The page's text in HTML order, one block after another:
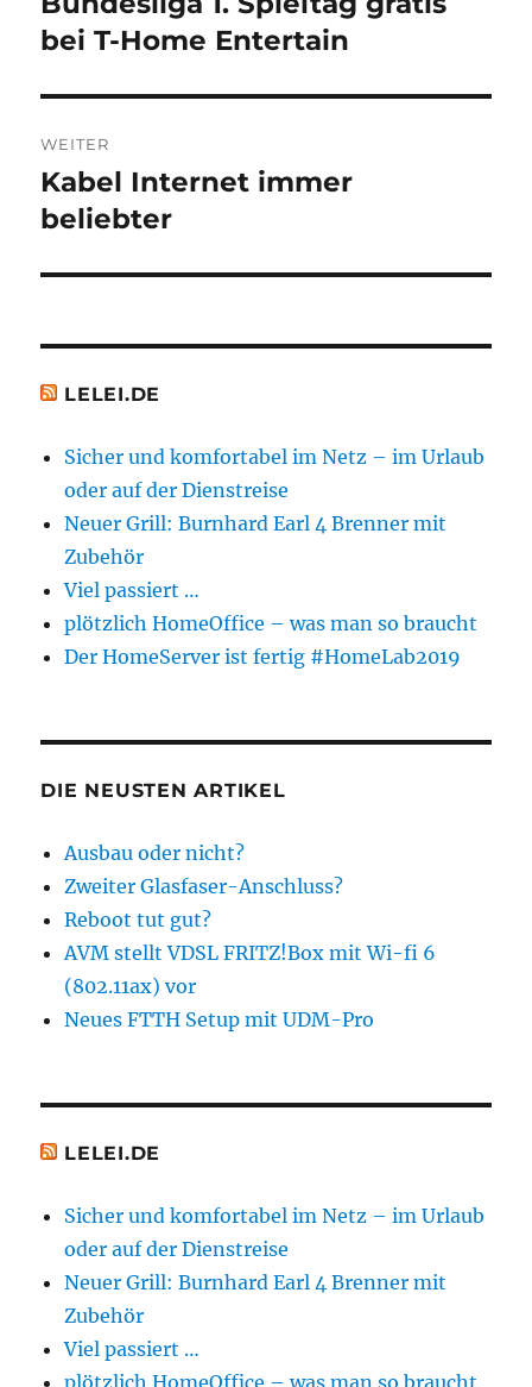
Beitrag:
bei T-Home Entertain
WEITER
Nächster
Beitrag:
Kabel Internet immer
beliebter
LELEI.DE
Sicher und komfortabel im Netz – im Urlaub
oder auf der Dienstreise
Neuer Grill: Burnhard Earl 4 Brenner mit
Zubehör
Viel passiert …
plötzlich HomeOffice – was man so braucht
Der HomeServer ist fertig #HomeLab2019
DIE NEUSTEN ARTIKEL
Ausbau oder nicht?
Zweiter Glasfaser-Anschluss?
Reboot tut gut?
AVM stellt VDSL FRITZ!Box mit Wi-fi 6
(802.11ax) vor
Neues FTTH Setup mit UDM-Pro
LELEI.DE
Sicher und komfortabel im Netz – im Urlaub
oder auf der Dienstreise
Neuer Grill: Burnhard Earl 4 Brenner mit
Zubehör
Viel passiert …
plötzlich HomeOffice – was man so braucht